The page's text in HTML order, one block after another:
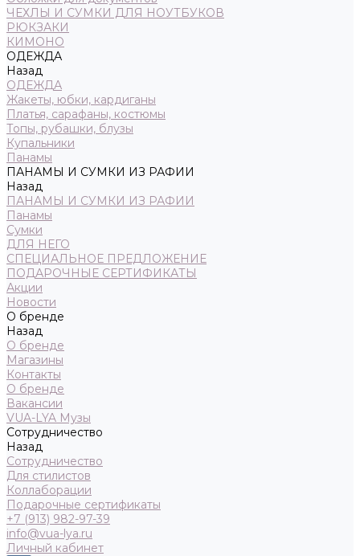
ЧЕХЛЫ И СУМКИ ДЛЯ НОУТБУКОВ
РЮКЗАКИ
КИМОНО
ОДЕЖДА
Назад
ОДЕЖДА
Жакеты, юбки, кардиганы
Платья, сарафаны, костюмы
Топы, рубашки, блузы
Купальники
Панамы
ПАНАМЫ И СУМКИ ИЗ РАФИИ
Назад
ПАНАМЫ И СУМКИ ИЗ РАФИИ
Панамы
Сумки
ДЛЯ НЕГО
СПЕЦИАЛЬНОЕ ПРЕДЛОЖЕНИЕ
ПОДАРОЧНЫЕ СЕРТИФИКАТЫ
Акции
Новости
О бренде
Назад
О бренде
Магазины
Контакты
О бренде
Вакансии
VUA-LYA Музы
Сотрудничество
Назад
Сотрудничество
Для стилистов
Коллаборации
Подарочные сертификаты
+7 (913) 982-97-39
info@vua-lya.ru
Личный кабинет